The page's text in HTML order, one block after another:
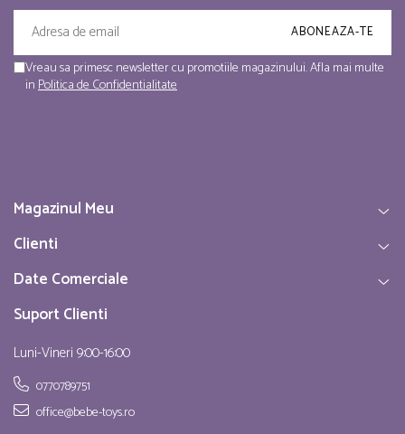
Vreau sa primesc newsletter cu promotiile magazinului. Afla mai multe
inPolitica de Confidentialitate
Magazinul Meu
Clienti
Date Comerciale
Suport Clienti
Luni-Vineri 9:00-16:00
0770789751
office@bebe-toys.ro